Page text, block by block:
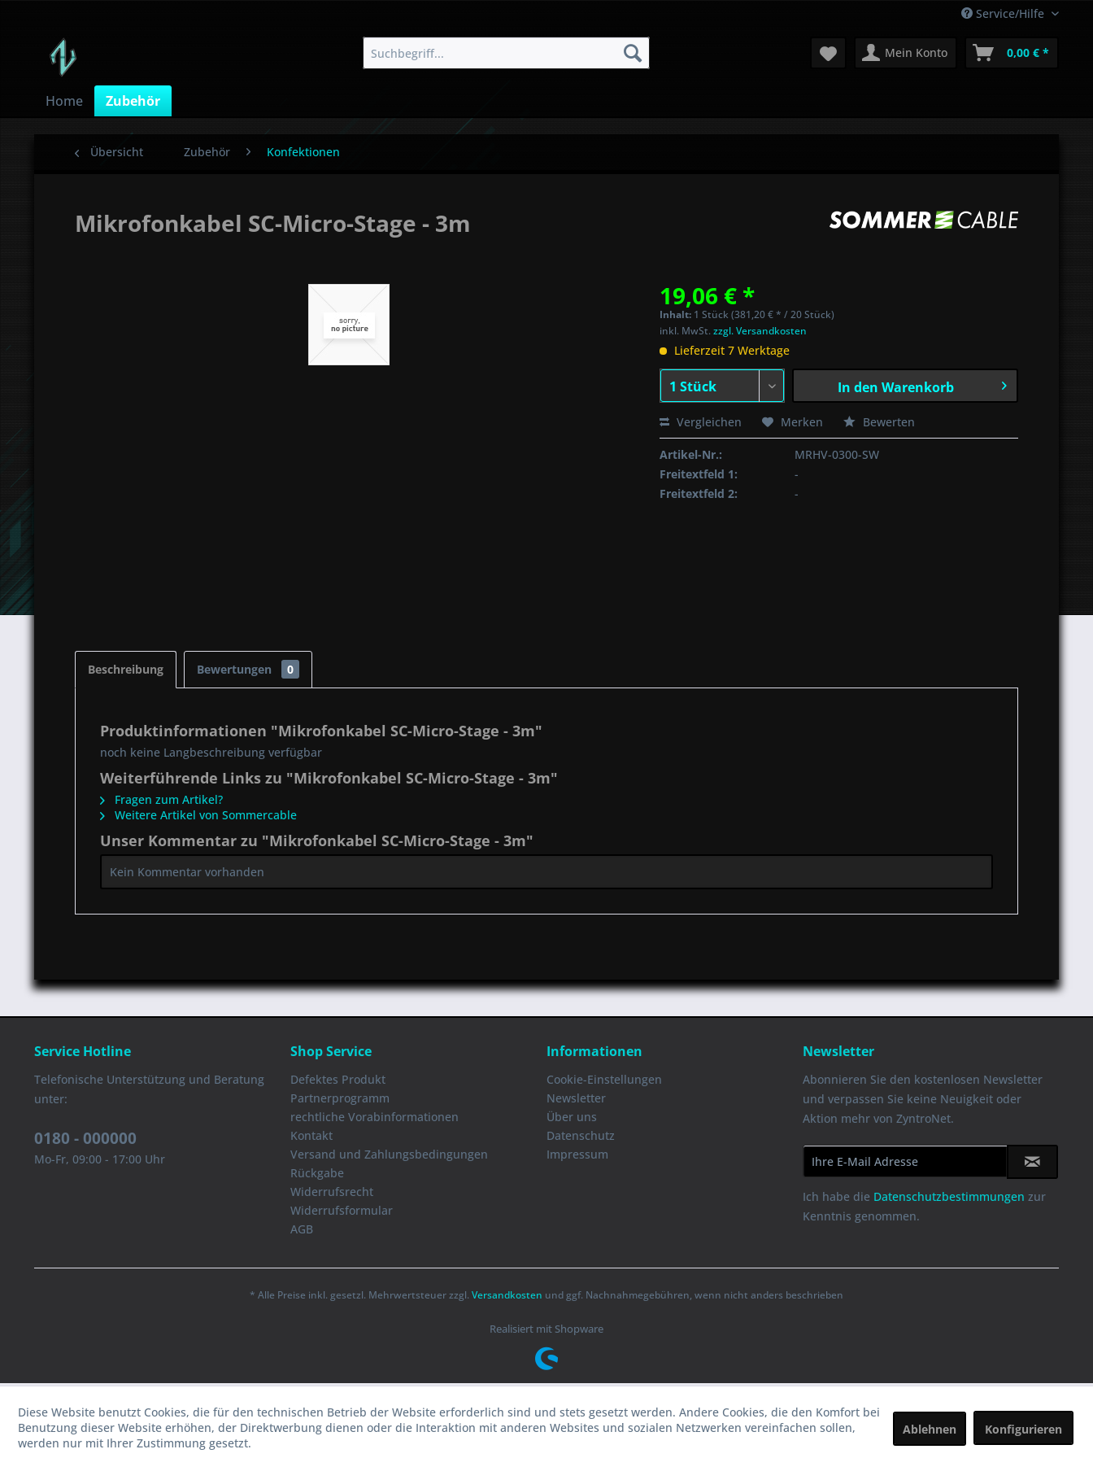
Service/Hilfe
Mein Konto 0,00 € *
Home Zubehör
Übersicht Zubehör Konfektionen
Mikrofonkabel SC-Micro-Stage - 3m
19,06 € *
Inhalt: 1 Stück (381,20 € * / 20 Stück)
inkl. MwSt.zzgl. Versandkosten
Lieferzeit 7 Werktage
In den Warenkorb
Vergleichen Merken Bewerten
Artikel-Nr.:
MRHV-0300-SW
Freitextfeld 1:
-
Freitextfeld 2:
-
Beschreibung Bewertungen 0
Produktinformationen "Mikrofonkabel SC-Micro-Stage - 3m"
noch keine Langbeschreibung verfügbar
Weiterführende Links zu "Mikrofonkabel SC-Micro-Stage - 3m"
Fragen zum Artikel?
Weitere Artikel von Sommercable
Unser Kommentar zu "Mikrofonkabel SC-Micro-Stage - 3m"
Kein Kommentar vorhanden
Service Hotline
Telefonische Unterstützung und Beratung
unter:
0180 - 000000
Mo-Fr, 09:00 - 17:00 Uhr
Shop Service
Defektes Produkt
Partnerprogramm
rechtliche Vorabinformationen
Kontakt
Versand und Zahlungsbedingungen
Rückgabe
Widerrufsrecht
Widerrufsformular
AGB
Informationen
Cookie-Einstellungen
Newsletter
Über uns
Datenschutz
Impressum
Newsletter
Abonnieren Sie den kostenlosen Newsletter
und verpassen Sie keine Neuigkeit oder
Aktion mehr von ZyntroNet.
Ich habe die Datenschutzbestimmungen zur
Kenntnis genommen.
* Alle Preise inkl. gesetzl. Mehrwertsteuer zzgl. Versandkosten und ggf. Nachnahmegebühren, wenn nicht anders beschrieben
Realisiert mit Shopware
Diese Website benutzt Cookies, die für den technischen Betrieb der Website erforderlich sind und stets gesetzt werden. Andere Cookies, die den Komfort bei
Benutzung dieser Website erhöhen, der Direktwerbung dienen oder die Interaktion mit anderen Websites und sozialen Netzwerken vereinfachen sollen,
werden nur mit Ihrer Zustimmung gesetzt.
Ablehnen Konfigurieren